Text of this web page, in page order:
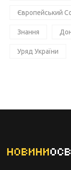
Європейський
Знання
Уряд України
НОВИНИ